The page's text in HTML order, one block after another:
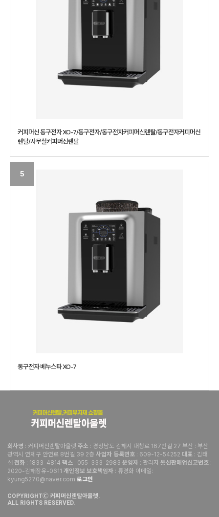
커피머신 동구전자 XO-7/동구전자/동구전자커피머신렌탈/동구전자커피머신
렌탈/사무실커피머신렌탈
5
동구전자 베누스타 XO-7
회사명 : 커피머신렌탈아울렛 주소 : 경상남도 김해시 대청로 167번길 27 부산 : 부산
광역시 연제구 안연로 8번길 39 2층 사업자 등록번호 : 609-12-54252 대표 : 김태
섭 전화 : 1833-4814 팩스 : 055-333-2983 운영자 : 관리자 통신판매업신고번호 :
2020-김해장유-0611 개인정보 보호책임자 : 류경화 이메일:
kyung5270@naver.com 로그인
COPYRIGHTⒸ 커피머신렌탈아울렛.
ALL RIGHTS RESERVED.